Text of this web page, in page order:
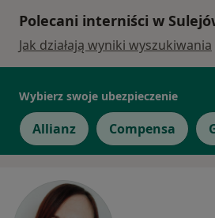
Polecani interniści w
Jak działają wyniki wyszukiwania
Wybierz swoje ubezpieczenie
Allianz Compensa